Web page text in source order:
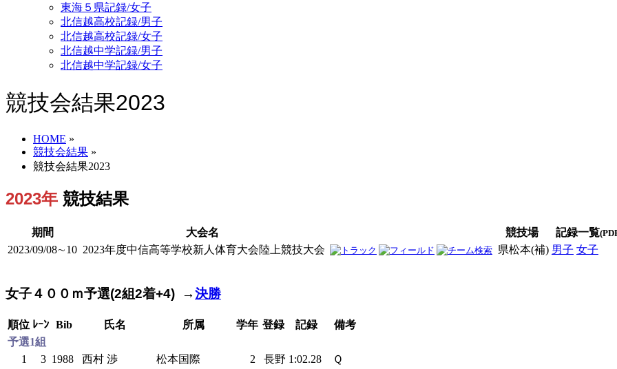
東海５県記録/女子
北信越高校記録/男子
北信越高校記録/女子
北信越中学記録/男子
北信越中学記録/女子
競技会結果2023
HOME »
競技会結果 »
競技会結果2023
2023年 競技結果
期間 大会名 競技場 記録一覧
2023/09/08∼10 2023年度中信高等学校新人体育大会陸上競技大会 県松本(補) 男子 女子
女子４００ｍ予選(2組2着+4) →決勝
順位 ﾚｰﾝ Bib 氏名 所属 学年 登録 記録
備考
予選1組
1
3 1988 西村 渉 松本国際 2 長野 1:02.28
Ｑ